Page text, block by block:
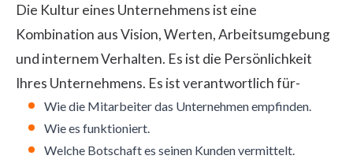
Die Kultur eines Unternehmens ist eine
Kombination aus Vision, Werten, Arbeitsumgebung
und internem Verhalten. Es ist die Persönlichkeit
Ihres Unternehmens. Es ist verantwortlich für-
Wie die Mitarbeiter das Unternehmen empfinden.
Wie es funktioniert.
Welche Botschaft es seinen Kunden vermittelt.